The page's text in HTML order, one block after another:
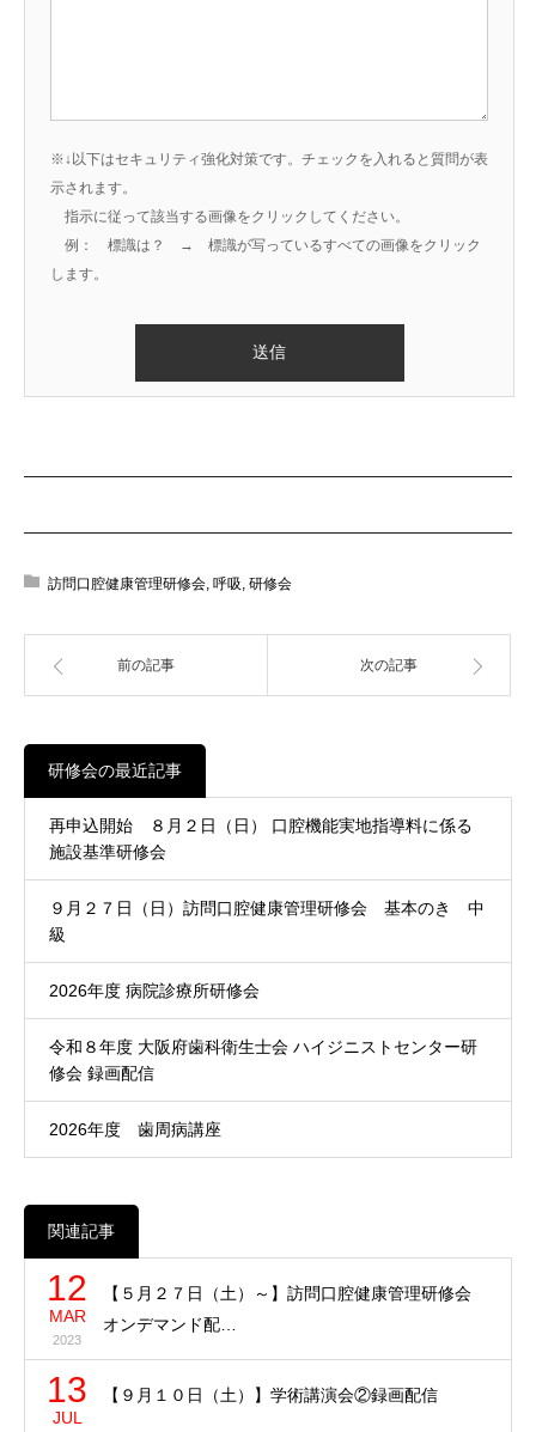
※↓以下はセキュリティ強化対策です。チェックを入れると質問が表
示されます。
指示に従って該当する画像をクリックしてください。
例： 標識は？ → 標識が写っているすべての画像をクリック
します。
訪問口腔健康管理研修会, 呼吸, 研修会
前の記事 次の記事
研修会の最近記事
再申込開始 ８月２日（日） 口腔機能実地指導料に係る
施設基準研修会
９月２７日（日）訪問口腔健康管理研修会 基本のき 中
級
2026年度 病院診療所研修会
令和８年度 大阪府歯科衛生士会 ハイジニストセンター研
修会 録画配信
2026年度 歯周病講座
関連記事
12
MAR
2023
【５月２７日（土）～】訪問口腔健康管理研修会
オンデマンド配…
13
JUL
【９月１０日（土）】学術講演会②録画配信